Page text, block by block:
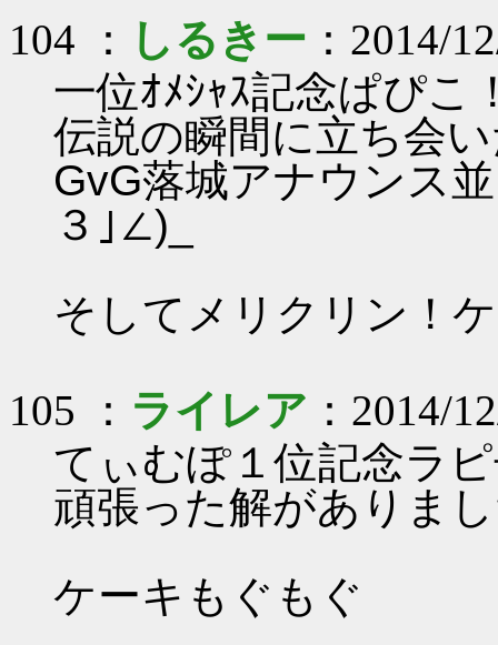
104 ： しるきー ：2014/
一位ｵﾒｼｬｽ記念ぱぴこ
伝説の瞬間に立ち会
GvG落城アナウンス
３｣∠)_
そしてメリクリン！
105 ： ライレア ：2014/
てぃむぽ１位記念ラ
頑張った解がありま
ケーキもぐもぐ